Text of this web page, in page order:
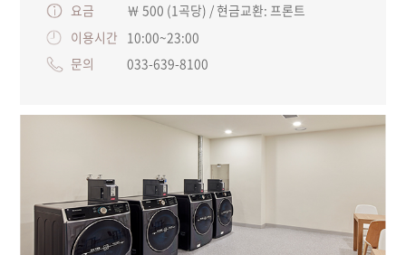
요금
￦ 500 (1곡당) / 현금교환: 프론트
이용시간 10:00~23:00
문의
033-639-8100